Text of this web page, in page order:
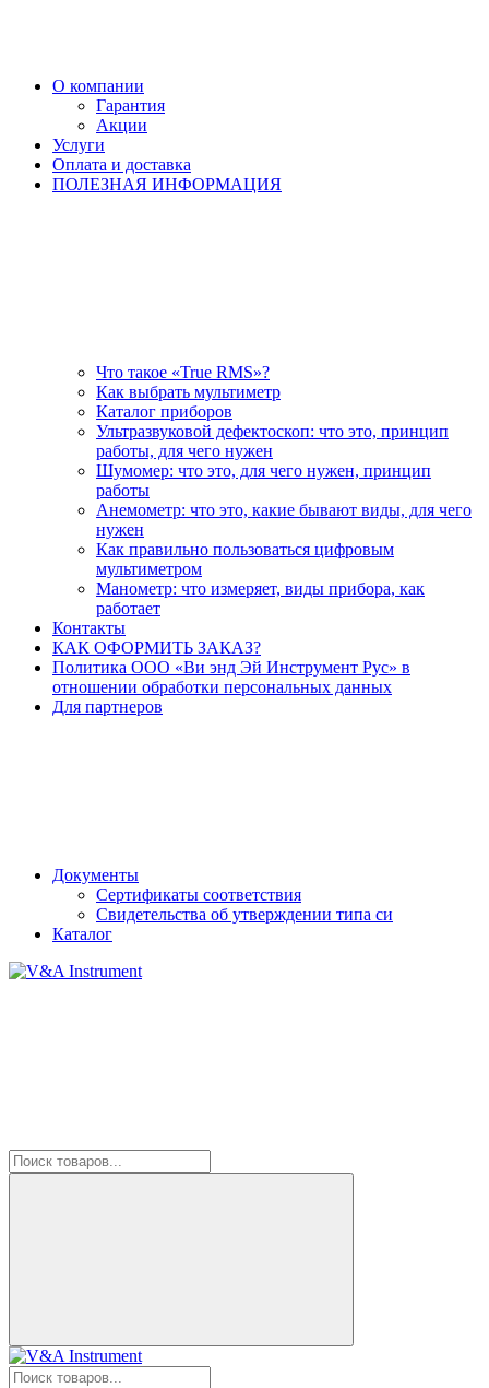
О компании
Гарантия
Акции
Услуги
Оплата и доставка
ПОЛЕЗНАЯ ИНФОРМАЦИЯ
Что такое «True RMS»?
​Как выбрать мультиметр
Каталог приборов
Ультразвуковой дефектоскоп: что это, принцип
работы, для чего нужен
Шумомер: что это, для чего нужен, принцип
работы
Анемометр: что это, какие бывают виды, для чего
нужен
Как правильно пользоваться цифровым
мультиметром
Манометр: что измеряет, виды прибора, как
работает
Контакты
КАК ОФОРМИТЬ ЗАКАЗ?
Политика ООО «Ви энд Эй Инструмент Рус» в
отношении обработки персональных данных
Для партнеров
Документы
Сертификаты соответствия
Свидетельства об утверждении типа си
Каталог